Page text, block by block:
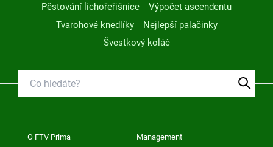
Pěstování lichořeřišnice
Výpočet ascendentu
Tvarohové knedlíky
Nejlepší palačinky
Švestkový koláč
O FTV Prima Management